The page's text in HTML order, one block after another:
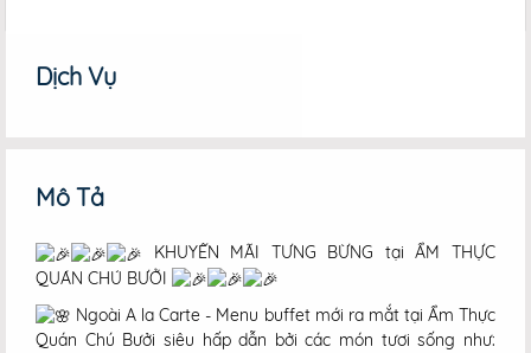
Dịch Vụ
Mô Tả
KHUYẾN MÃI TƯNG BỪNG tại ẨM THỰC
QUÁN CHÚ BƯỞI
Ngoài A la Carte - Menu buffet mới ra mắt tại Ẩm Thực
Quán Chú Bưởi siêu hấp dẫn bởi các món tươi sống như: